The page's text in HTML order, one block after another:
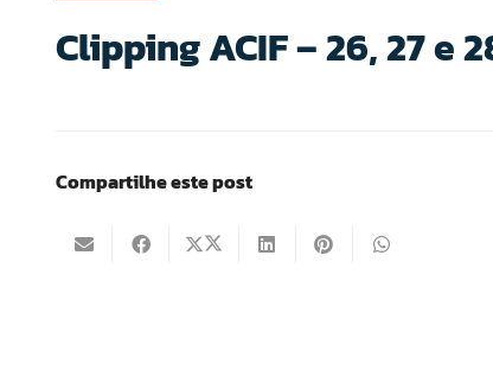
Clipping ACIF – 26, 27 e
Compartilhe este post